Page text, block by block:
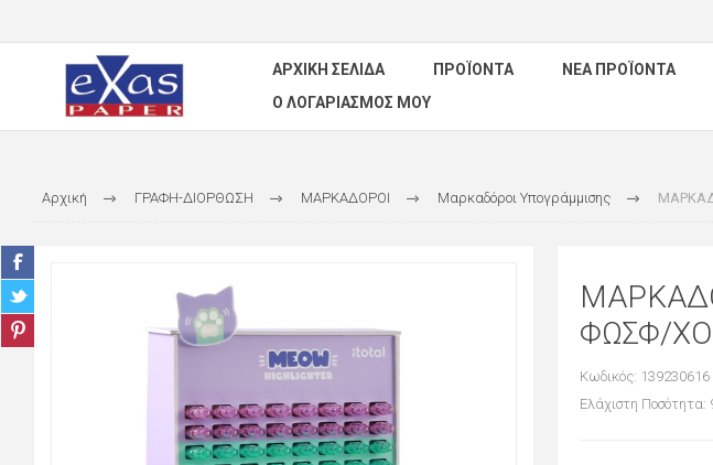
ΑΡΧΙΚΉ ΣΕΛΊΔΑ ΠΡΟΪΌΝΤΑ ΝΈΑ ΠΡΟΪΌΝΤΑ
Ο ΛΟΓΑΡΙΑΣΜΌΣ ΜΟΥ
Αρχική ΓΡΑΦΗ-ΔΙΟΡΘΩΣΗ ΜΑΡΚΑΔΟΡΟΙ Μαρκαδόροι Υπογράμμισης
ΦΩΣΦ/
Κωδικός: 139230616
Ελάχιστη Ποσότητα: